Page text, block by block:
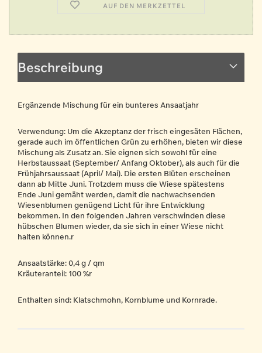
AUF DEN MERKZETTEL
Beschreibung
Ergänzende Mischung für ein bunteres Ansaatjahr
Verwendung: Um die Akzeptanz der frisch eingesäten Flächen,
gerade auch im öffentlichen Grün zu erhöhen, bieten wir diese
Mischung als Zusatz an. Sie eignen sich sowohl für eine
Herbstaussaat (September/ Anfang Oktober), als auch für die
Frühjahrsaussaat (April/ Mai). Die ersten Blüten erscheinen
dann ab Mitte Juni. Trotzdem muss die Wiese spätestens
Ende Juni gemäht werden, damit die nachwachsenden
Wiesenblumen genügend Licht für ihre Entwicklung
bekommen. In den folgenden Jahren verschwinden diese
hübschen Blumen wieder, da sie sich in einer Wiese nicht
halten können.r
Ansaatstärke: 0,4 g / qm
Kräuteranteil: 100 %r
Enthalten sind: Klatschmohn, Kornblume und Kornrade.